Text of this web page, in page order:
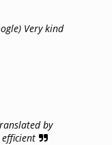
Very kind
by
efficient